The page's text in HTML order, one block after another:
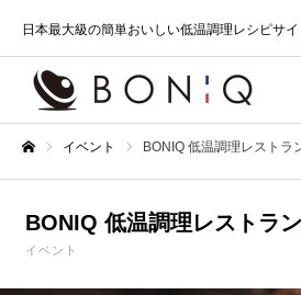
日本最大級の簡単おいしい低温調理レシピサイ
イベント BONIQ 低温調理レストラ
BONIQ 低温調理レストラ
イベント